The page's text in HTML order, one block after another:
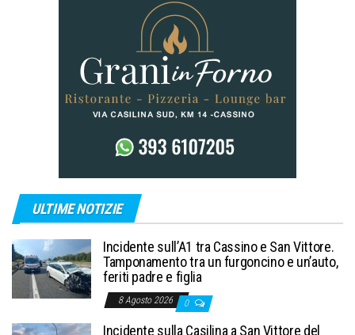
ULTIME NOTIZIE
Incidente sull’A1 tra Cassino e San Vittore.
Tamponamento tra un furgoncino e un’auto,
feriti padre e figlia
8 Agosto 2026 0
Incidente sulla Casilina a San Vittore del